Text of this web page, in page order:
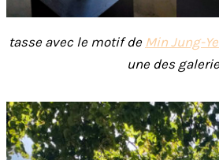
tasse avec le motif de Min Jung-
une des